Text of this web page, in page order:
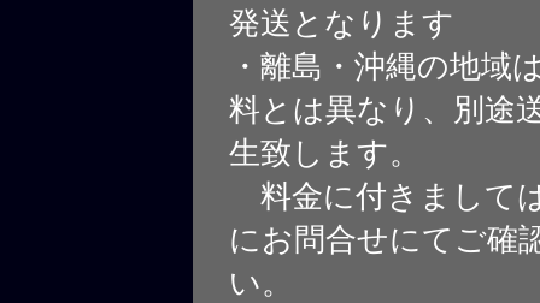
発送となります
・離島・沖縄の地域
料とは異なり、別途
生致します。
料金に付きまして
にお問合せにてご確
い。